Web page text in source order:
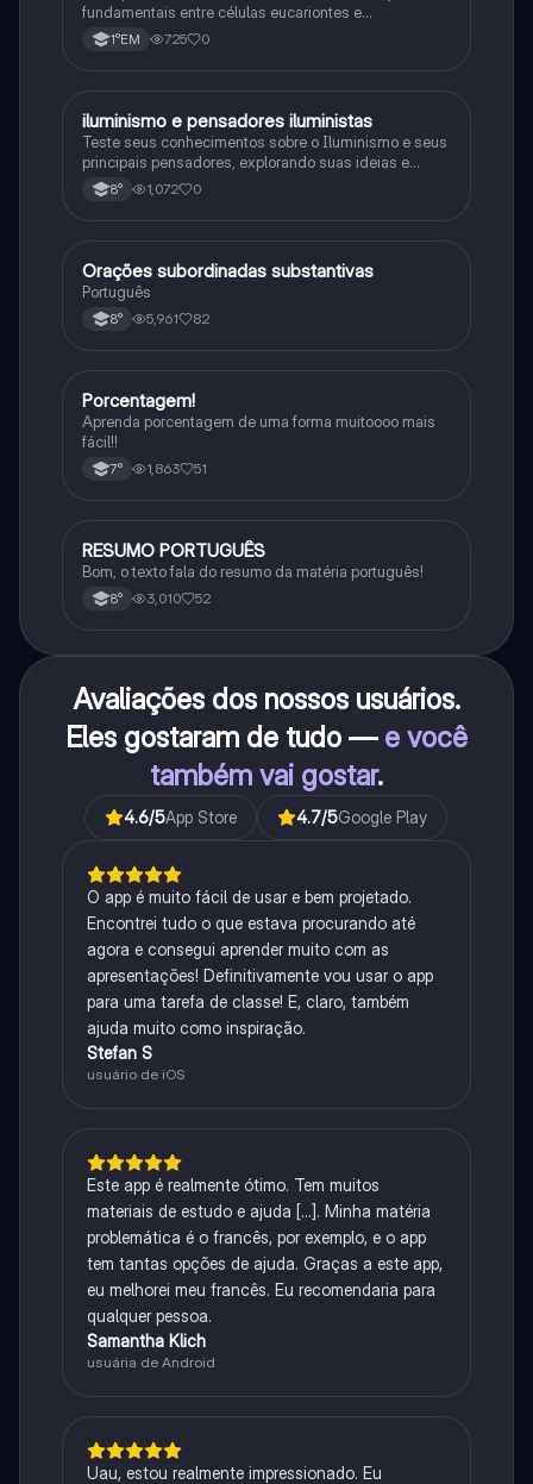
fundamentais entre células eucariontes e
procariontes.
1°EM 725 0
História
iluminismo e pensadores iluministas
Teste seus conhecimentos sobre o Iluminismo e seus
principais pensadores, explorando suas ideias e
impacto histórico.
8° 1,072 0
Português
Orações subordinadas substantivas
Português
8° 5,961 82
Matematica
Porcentagem!
Aprenda porcentagem de uma forma muitoooo mais
fácil!!
7° 1,863 51
Português
RESUMO PORTUGUÊS
Bom, o texto fala do resumo da matéria português!
8° 3,010 52
Avaliações dos nossos usuários.
Eles gostaram de tudo — e você
também vai gostar.
4.6/5App Store 4.7/5Google Play
O app é muito fácil de usar e bem projetado.
Encontrei tudo o que estava procurando até
agora e consegui aprender muito com as
apresentações! Definitivamente vou usar o app
para uma tarefa de classe! E, claro, também
ajuda muito como inspiração.
Stefan S
usuário de iOS
Este app é realmente ótimo. Tem muitos
materiais de estudo e ajuda [...]. Minha matéria
problemática é o francês, por exemplo, e o app
tem tantas opções de ajuda. Graças a este app,
eu melhorei meu francês. Eu recomendaria para
qualquer pessoa.
Samantha Klich
usuária de Android
Uau, estou realmente impressionado. Eu